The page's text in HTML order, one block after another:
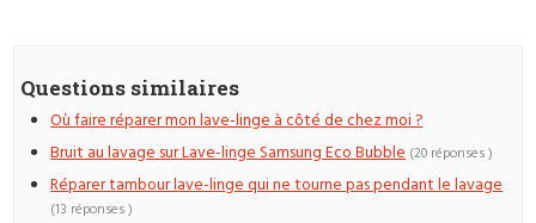
Questions similaires
Où faire réparer mon lave-linge à côté de chez moi ?
Bruit au lavage sur Lave-linge Samsung Eco Bubble (20 réponses )
Réparer tambour lave-linge qui ne tourne pas pendant le lavage
(13 réponses )